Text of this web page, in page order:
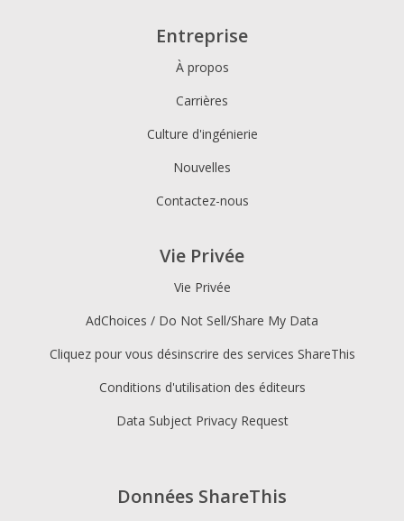
Données ShareThis
Entreprise
À propos
Carrières
Culture d'ingénierie
Nouvelles
Contactez-nous
Vie Privée
Vie Privée
AdChoices / Do Not Sell/Share My Data
Cliquez pour vous désinscrire des services ShareThis
Conditions d'utilisation des éditeurs
Data Subject Privacy Request